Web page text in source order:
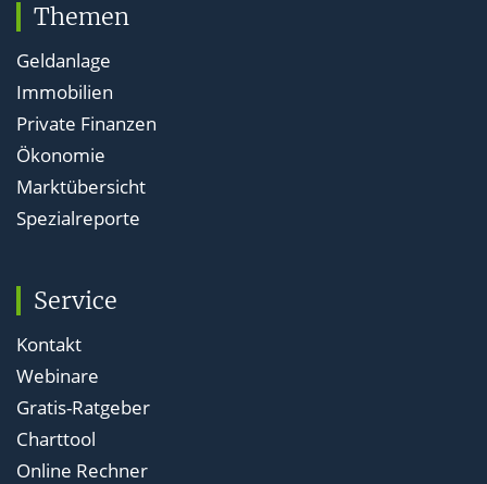
Themen
Geldanlage
Immobilien
Private Finanzen
Ökonomie
Marktübersicht
Spezialreporte
Service
Kontakt
Webinare
Gratis-Ratgeber
Charttool
Online Rechner